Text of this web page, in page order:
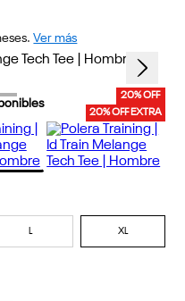
Ver más
20% OFF
20% OFF EXTRA
L XL